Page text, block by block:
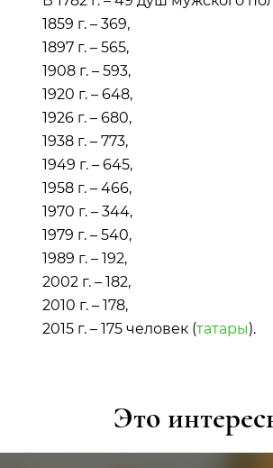
1859 г. – 369,
1897 г. – 565,
1908 г. – 593,
1920 г. – 648,
1926 г. – 680,
1938 г. – 773,
1949 г. – 645,
1958 г. – 466,
1970 г. – 344,
1979 г. – 540,
1989 г. – 192,
2002 г. – 182,
2010 г. – 178,
2015 г. – 175 человек (татары).
Это